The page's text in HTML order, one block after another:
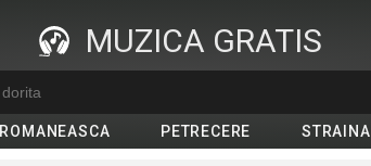
MUZICA GRATIS
ROMANEASCA PETRECERE STRAINA